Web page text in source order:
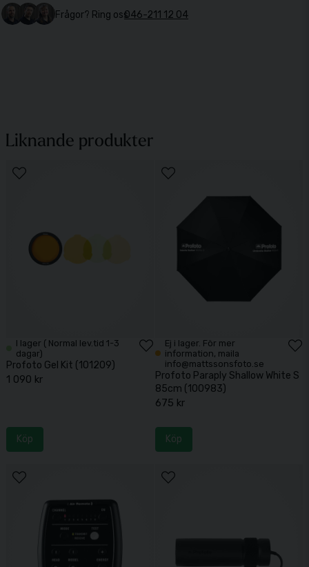
Frågor? Ring oss046-211 12 04
Liknande produkter
I lager ( Normal lev.tid 1-3
dagar)
Profoto Gel Kit (101209)
1 090 kr
Köp
Ej i lager. För mer
information, maila
info@mattssonsfoto.se
Profoto Paraply Shallow White S
85cm (100983)
675 kr
Köp